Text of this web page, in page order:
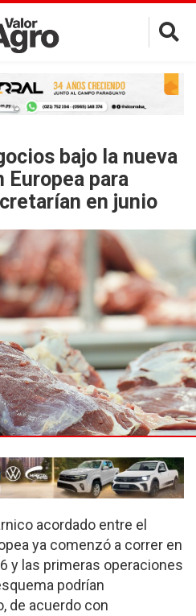
×
bajo la nueva
Europea para
en junio
acordado entre el
ya comenzó a correr en
y las primeras operaciones
podrían
de acuerdo con